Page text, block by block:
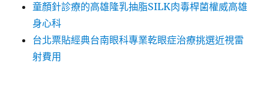
童顏針診療的高雄隆乳抽脂SILK肉毒桿菌權威高雄
身心科
台北票貼經典台南眼科專業乾眼症治療挑選近視雷
射費用